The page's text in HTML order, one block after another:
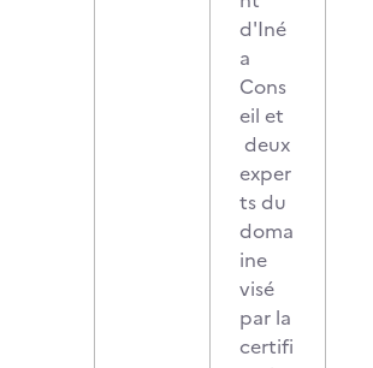
d'Iné
a
Cons
eil et
deux
exper
ts du
doma
ine
visé
par la
certifi